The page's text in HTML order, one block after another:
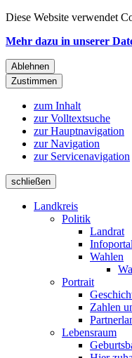
Diese Website verwendet
Mehr dazu in unserer
Ablehnen
Zustimmen
zum Inhalt
zur Volltextsuche
zur Hauptnavigation
zur Navigation
zur Servicenavigation
schließen
Landkreis
Politik
Landrat
Wahlen
Portrait
Zahlen
Lebensraum